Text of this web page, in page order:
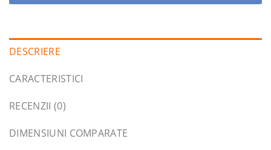
DESCRIERE
CARACTERISTICI
RECENZII (0)
DIMENSIUNI COMPARATE